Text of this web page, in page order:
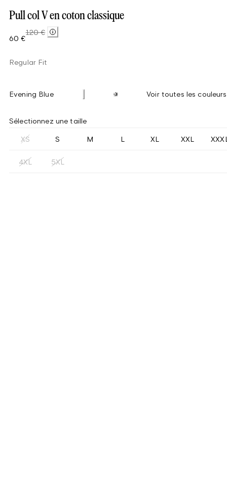
Pull col V en coton classique
60 €
120 €
Regular Fit
Evening Blue Voir toutes les
Sélectionnez une taille
XS S M L XL XXL
4XL 5XL